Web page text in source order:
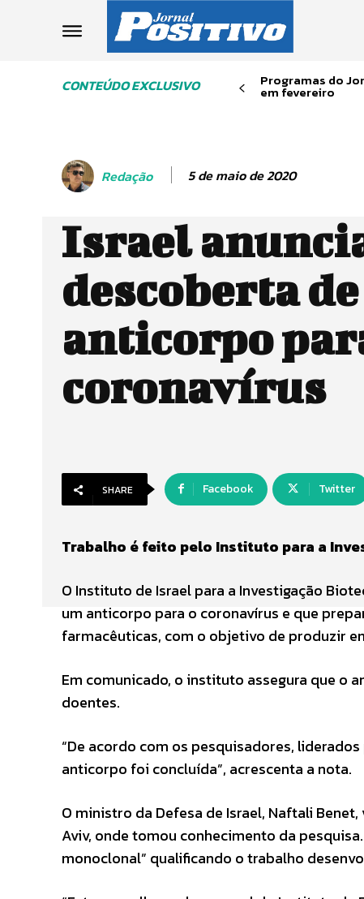
CONTEÚDO EXCLUSIVO Programas do
em fevereiro
Redação 5 de maio de 2020
Israel
descoberta de
anticorpo
coronavírus
SHARE Facebook Twitter
Trabalho é feito pelo Instituto para a
O Instituto de Israel para a Investigação
um anticorpo para o coronavírus e que
farmacêuticas, com o objetivo de produzir
Em comunicado, o instituto assegura que o
doentes.
“De acordo com os pesquisadores,
anticorpo foi concluída”, acrescenta a nota.
O ministro da Defesa de Israel, Naftali
Aviv, onde tomou conhecimento da
monoclonal” qualificando o trabalho